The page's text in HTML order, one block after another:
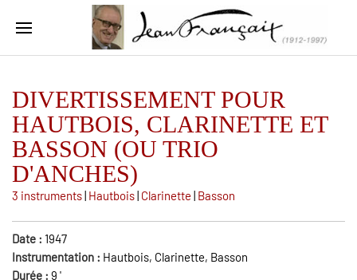
DIVERTISSEMENT POUR
HAUTBOIS, CLARINETTE ET
BASSON (OU TRIO
D'ANCHES)
3 instruments| Hautbois| Clarinette | Basson
Date : 1947
Instrumentation : Hautbois, Clarinette, Basson
Durée : 9 '